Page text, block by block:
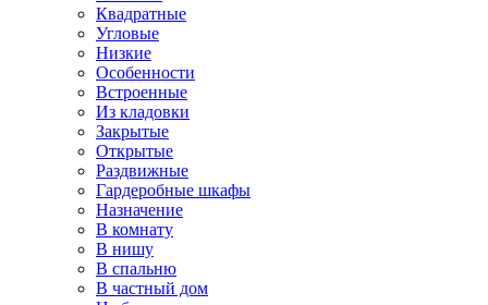
Квадратные
Угловые
Низкие
Особенности
Встроенные
Из кладовки
Закрытые
Открытые
Раздвижные
Гардеробные шкафы
Назначение
В комнату
В нишу
В спальню
В частный дом